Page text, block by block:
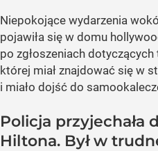
Niepokojące wydarzenia
pojawiła się w domu
po zgłoszeniach
której miał znajdować się w
i miało dojść do
Policja przyjechała
Hiltona. Był w